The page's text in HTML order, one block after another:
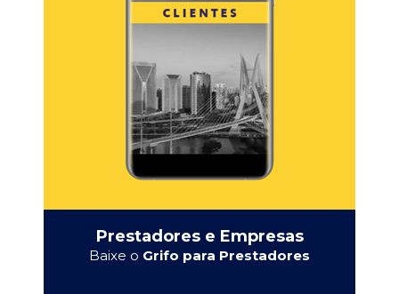
Prestadores e Empresas
Baixe o Grifo para Prestadores